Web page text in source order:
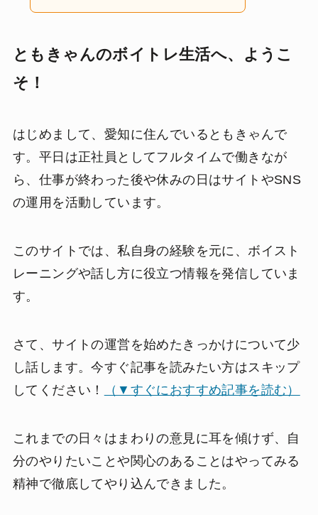
ともきゃんのボイトレ生活へ、ようこ
そ！
はじめまして、愛知に住んでいるともきゃんで
す。平日は正社員としてフルタイムで働きなが
ら、仕事が終わった後や休みの日はサイトやSNS
の運用を活動しています。
このサイトでは、私自身の経験を元に、ボイスト
レーニングや話し方に役立つ情報を発信していま
す。
さて、サイトの運営を始めたきっかけについて少
し話します。今すぐ記事を読みたい方はスキップ
してください！
（▼すぐにおすすめ記事を読む）
これまでの日々はまわりの意見に耳を傾けず、自
分のやりたいことや関心のあることはやってみる
精神で徹底してやり込んできました。